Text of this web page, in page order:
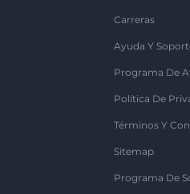
Carreras
Ayuda Y
Programa De
Política De
Términos Y
Sitemap
Programa De